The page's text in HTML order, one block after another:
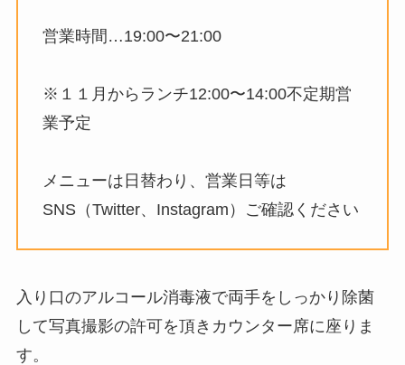
営業時間…19:00〜21:00
※１１月からランチ12:00〜14:00不定期営
業予定
メニューは日替わり、営業日等は
SNS（Twitter、Instagram）ご確認ください
入り口のアルコール消毒液で両手をしっかり除菌
して写真撮影の許可を頂きカウンター席に座りま
す。